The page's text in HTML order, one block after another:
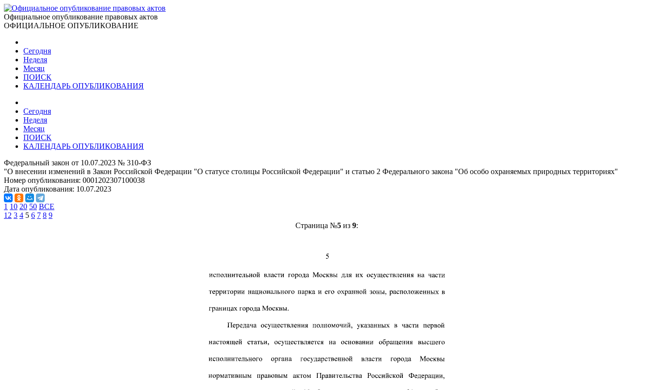
Официальное опубликование правовых актов
ОФИЦИАЛЬНОЕ ОПУБЛИКОВАНИЕ
Сегодня
Неделя
Месяц
ПОИСК
КАЛЕНДАРЬ ОПУБЛИКОВАНИЯ
Сегодня
Неделя
Месяц
ПОИСК
КАЛЕНДАРЬ ОПУБЛИКОВАНИЯ
Федеральный закон от 10.07.2023 № 310-ФЗ
"О внесении изменений в Закон Российской Федерации "О статусе столицы Российской Федерации" и статью 2 Федерального закона "Об особо охраняемых природных территориях"
Номер опубликования: 0001202307100038
Дата опубликования: 10.07.2023
1 10 20 50 ВСЕ
1 2 3 4 5 6 7 8 9
Страница №5из 9: